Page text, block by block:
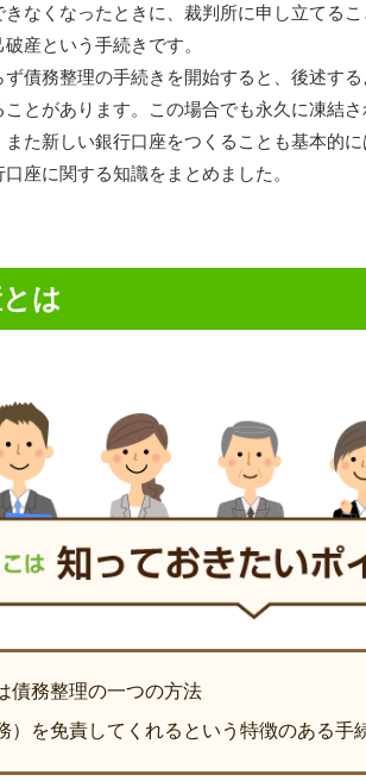
なくなったときに、裁判所に申し立てる
産という手続きです。
ず債務整理の手続きを開始すると、後述す
ことがあります。この場合でも永久に凍結
また新しい銀行口座をつくることも基本的
座に関する知識をまとめました。
は
債務整理の一つの方法
）を免責してくれるという特徴のある手